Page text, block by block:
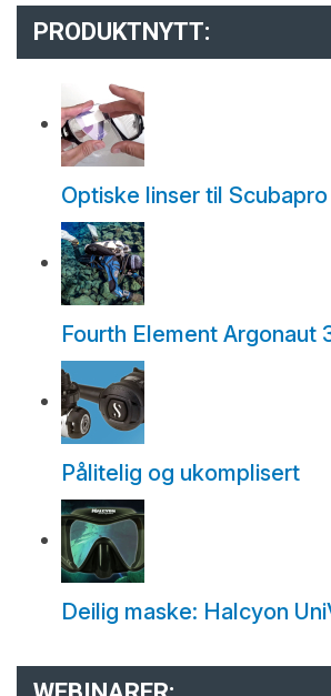
PRODUKTNYTT:
Optiske linser til
Fourth Element Argonaut
Pålitelig og ukomplisert
Deilig maske: Halcyon